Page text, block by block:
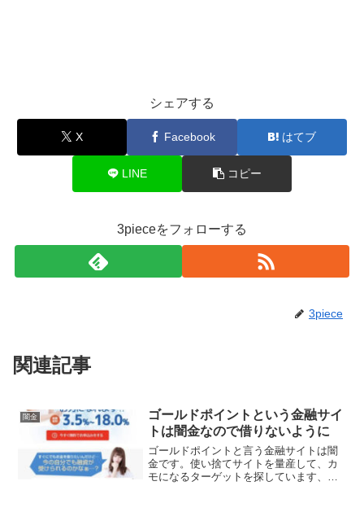
シェアする
X Facebook はてブ
LINE コピー
3pieceをフォローする
3piece
関連記事
闇金
ゴールドポイントという金融サイ
トは闇金なので借りないように
ゴールドポイントと言う金融サイトは闇
金です。使い捨てサイトを量産して、カ
モになるターゲットを探しています、貸